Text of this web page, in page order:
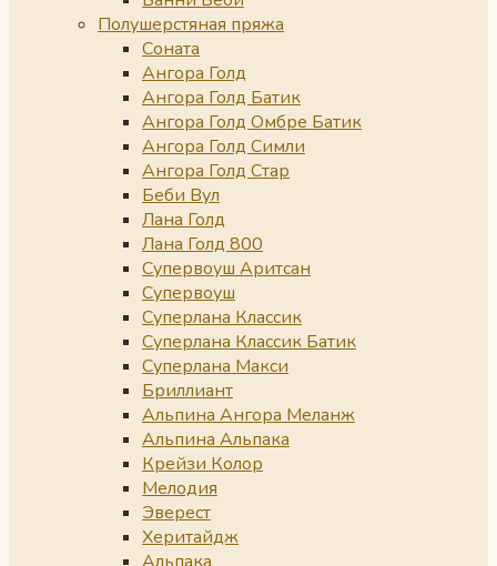
Полушерстяная пряжа
Соната
Ангора Голд
Ангора Голд Батик
Ангора Голд Омбре Батик
Ангора Голд Симли
Ангора Голд Стар
Беби Вул
Лана Голд
Лана Голд 800
Супервоуш Аритсан
Супервоуш
Суперлана Классик
Суперлана Классик Батик
Суперлана Макси
Бриллиант
Альпина Ангора Меланж
Альпина Альпака
Крейзи Колор
Мелодия
Эверест
Херитайдж